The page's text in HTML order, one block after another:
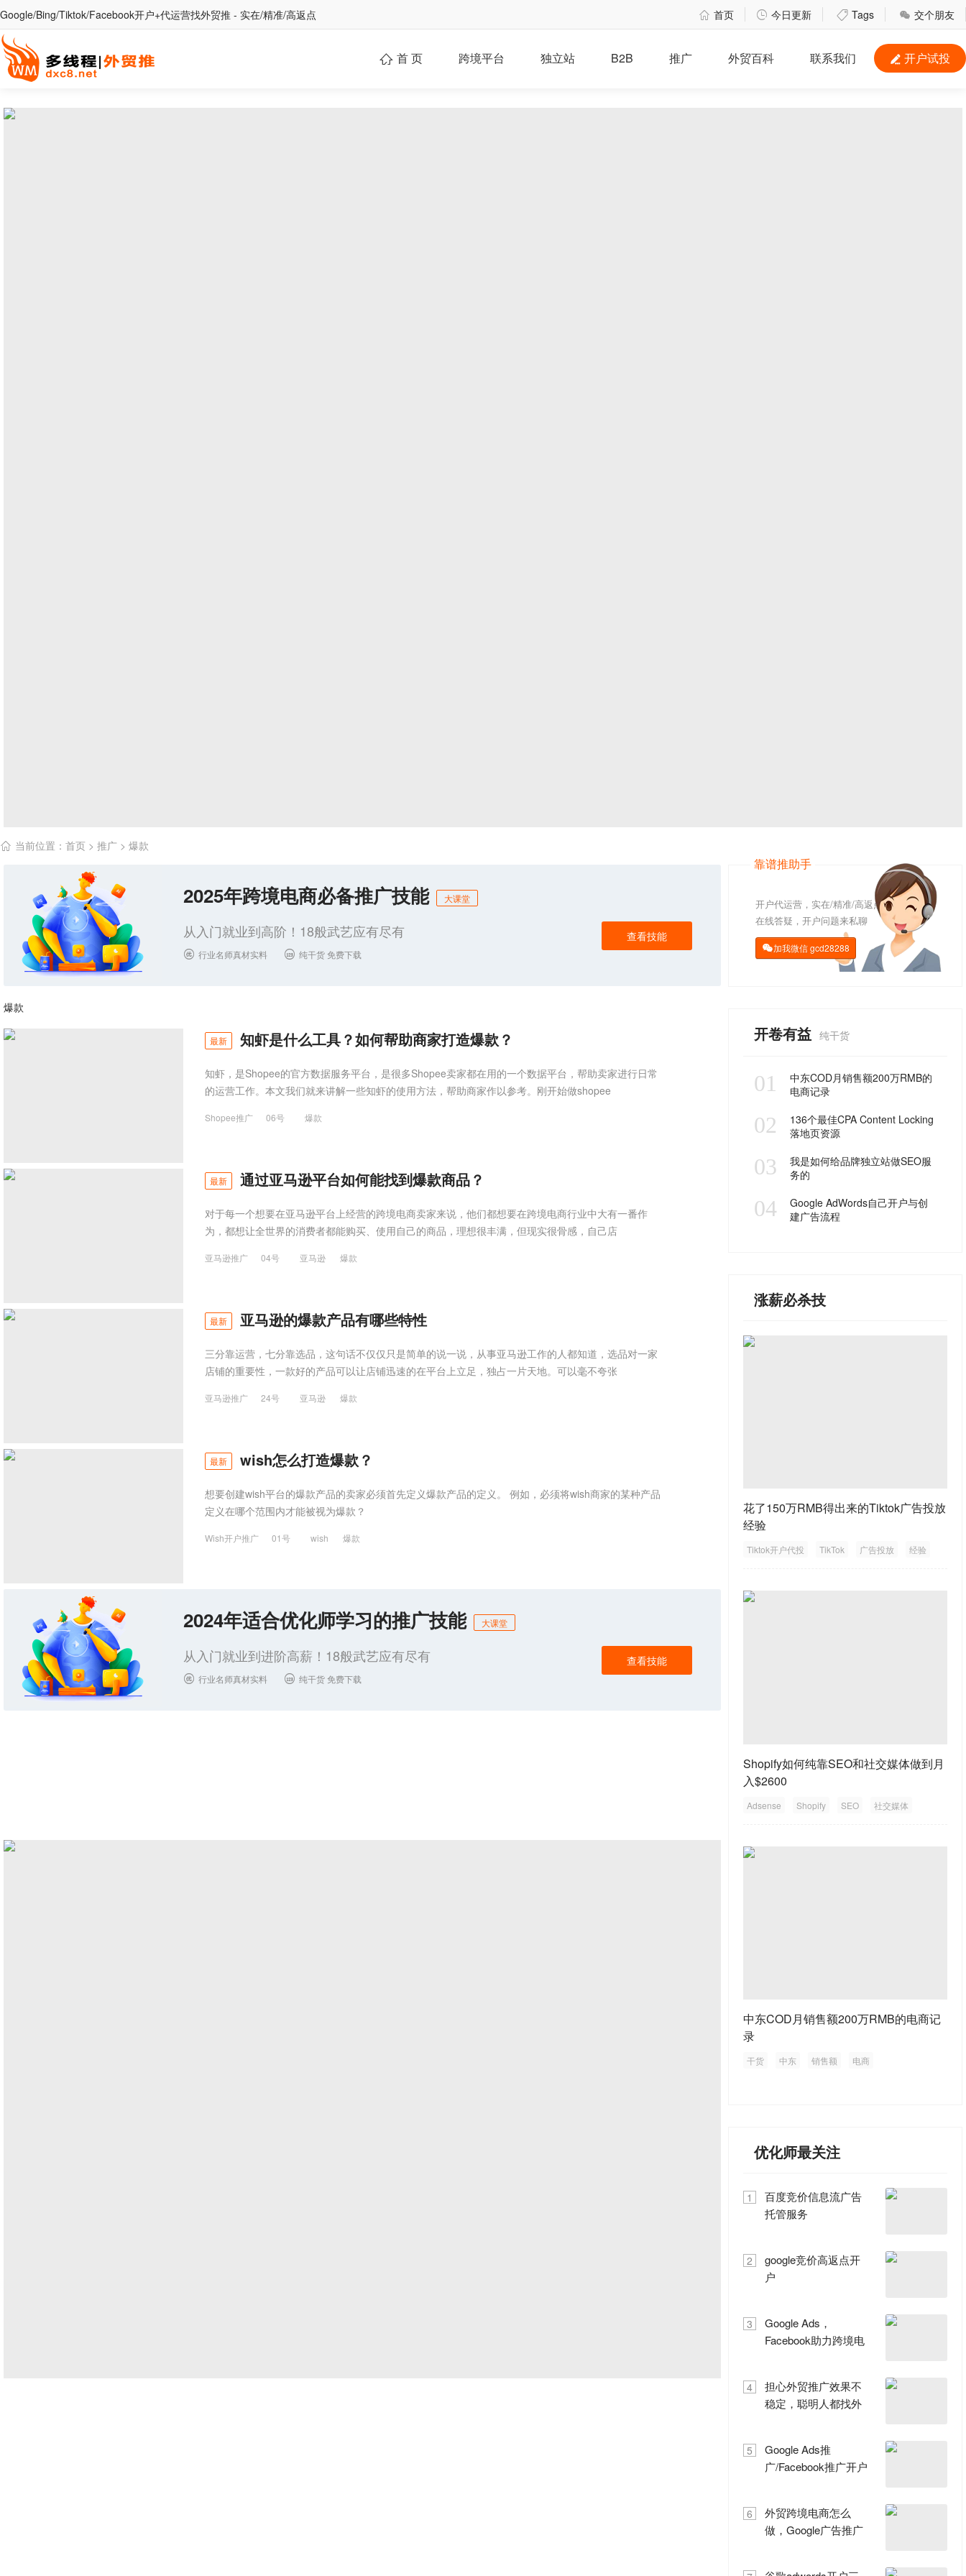
Google/Bing/Tiktok/Facebook开户+代运营找外贸推 - 实在/精准/高返点  首页  今日更新  Tags  交个朋友
 开户试投
 首 页 跨境平台 独立站 B2B 推广 外贸百科 联系我们
 当前位置： 首页 > 推广 > 爆款
2025年跨境电商必备推广技能 大课堂
从入门就业到高阶！18般武艺应有尽有
 行业名师真材实料  纯干货 免费下载
查看技能
爆款
最新 知虾是什么工具？如何帮助商家打造爆款？
知虾，是Shopee的官方数据服务平台，是很多Shopee卖家都在用的一个数据平台，帮助卖家进行日常
的运营工作。本文我们就来讲解一些知虾的使用方法，帮助商家作以参考。刚开始做shopee
Shopee推广 06号 爆款
最新 通过亚马逊平台如何能找到爆款商品？
对于每一个想要在亚马逊平台上经营的跨境电商卖家来说，他们都想要在跨境电商行业中大有一番作
为，都想让全世界的消费者都能购买、使用自己的商品，理想很丰满，但现实很骨感，自己店
亚马逊推广 04号 亚马逊 爆款
最新 亚马逊的爆款产品有哪些特性
三分靠运营，七分靠选品，这句话不仅仅只是简单的说一说，从事亚马逊工作的人都知道，选品对一家
店铺的重要性，一款好的产品可以让店铺迅速的在平台上立足，独占一片天地。可以毫不夸张
亚马逊推广 24号 亚马逊 爆款
最新 wish怎么打造爆款？
想要创建wish平台的爆款产品的卖家必须首先定义爆款产品的定义。 例如，必须将wish商家的某种产品
定义在哪个范围内才能被视为爆款？
Wish开户推广 01号 wish 爆款
2024年适合优化师学习的推广技能 大课堂
从入门就业到进阶高薪！18般武艺应有尽有
 行业名师真材实料  纯干货 免费下载
查看技能
靠谱推助手
开户代运营，实在/精准/高返点
在线答疑，开户问题来私聊
加我微信gcd28288
开卷有益 纯干货
01
中东COD月销售额200万RMB的
电商记录
02
136个最佳CPA Content Locking
落地页资源
03
我是如何给品牌独立站做SEO服
务的
04
Google AdWords自己开户与创
建广告流程
涨薪必杀技
花了150万RMB得出来的Tiktok广告投放
经验
Tiktok开户代投 TikTok 广告投放 经验
Shopify如何纯靠SEO和社交媒体做到月
入$2600
Adsense Shopify SEO
社交媒体
中东COD月销售额200万RMB的电商记
录
干货 中东 销售额 电商
优化师最关注
1
百度竞价信息流广告
托管服务
2
google竞价高返点开
户
3
Google Ads，
Facebook助力跨境电
4
担心外贸推广效果不
稳定，聪明人都找外
5
Google Ads推
广/Facebook推广开户
6
外贸跨境电商怎么
做，Google广告推广